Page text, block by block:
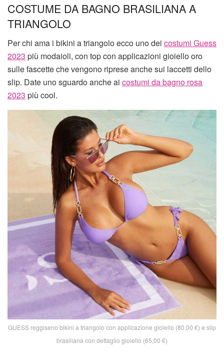
COSTUME DA BAGNO BRASILIANA A
TRIANGOLO
Per chi ama i bikini a triangolo ecco uno dei costumi Guess
2023 più modaioli, con top con applicazioni gioiello oro
sulle fascette che vengono riprese anche sui laccetti dello
slip. Date uno sguardo anche ai costumi da bagno rosa
2023 più cool.
GUESS reggiseno bikini a triangolo con applicazione gioiello (80,00 €) e slip
brasiliana con dettaglio gioiello (65,00 €)